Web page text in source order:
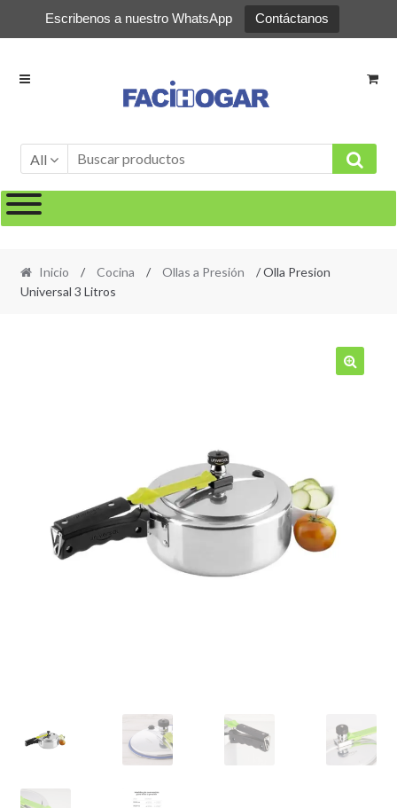
Escribenos a nuestro WhatsApp Contáctanos
Ir
Ir
All
Inicio / Cocina / Ollas a Presión
/ Olla Presion
Universal 3 Litros